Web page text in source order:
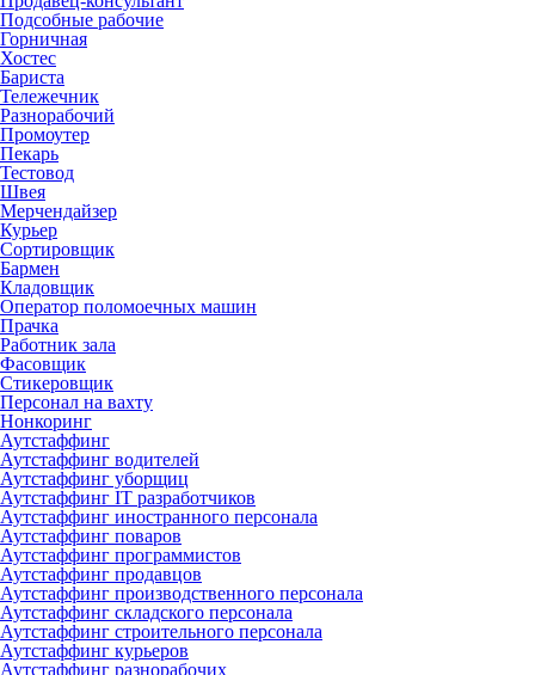
Подсобные рабочие
Горничная
Хостес
Бариста
Тележечник
Разнорабочий
Промоутер
Пекарь
Тестовод
Швея
Мерчендайзер
Курьер
Сортировщик
Бармен
Кладовщик
Оператор поломоечных машин
Прачка
Работник зала
Фасовщик
Стикеровщик
Персонал на вахту
Нонкоринг
Аутстаффинг
Аутстаффинг водителей
Аутстаффинг уборщиц
Аутстаффинг IT разработчиков
Аутстаффинг иностранного персонала
Аутстаффинг поваров
Аутстаффинг программистов
Аутстаффинг продавцов
Аутстаффинг производственного персонала
Аутстаффинг складского персонала
Аутстаффинг строительного персонала
Аутстаффинг курьеров
Аутстаффинг разнорабочих